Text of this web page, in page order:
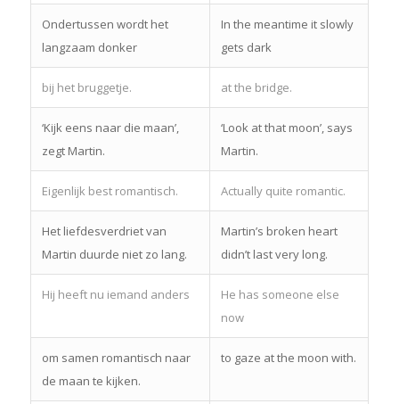
Ondertussen wordt het
langzaam donker
In the meantime it slowly
gets dark
bij het bruggetje. at the bridge.
‘Kijk eens naar die maan’,
zegt Martin.
‘Look at that moon’, says
Martin.
Eigenlijk best romantisch. Actually quite romantic.
Het liefdesverdriet van
Martin duurde niet zo lang.
Martin’s broken heart
didn’t last very long.
Hij heeft nu iemand anders
He has someone else
now
om samen romantisch naar
de maan te kijken.
to gaze at the moon with.